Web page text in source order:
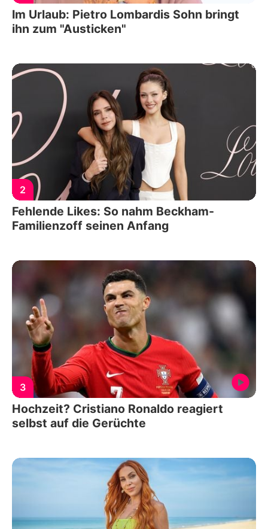
Im Urlaub: Pietro Lombardis Sohn bringt
ihn zum "Austicken"
2
Fehlende Likes: So nahm Beckham-
Familienzoff seinen Anfang
3
Hochzeit? Cristiano Ronaldo reagiert
selbst auf die Gerüchte